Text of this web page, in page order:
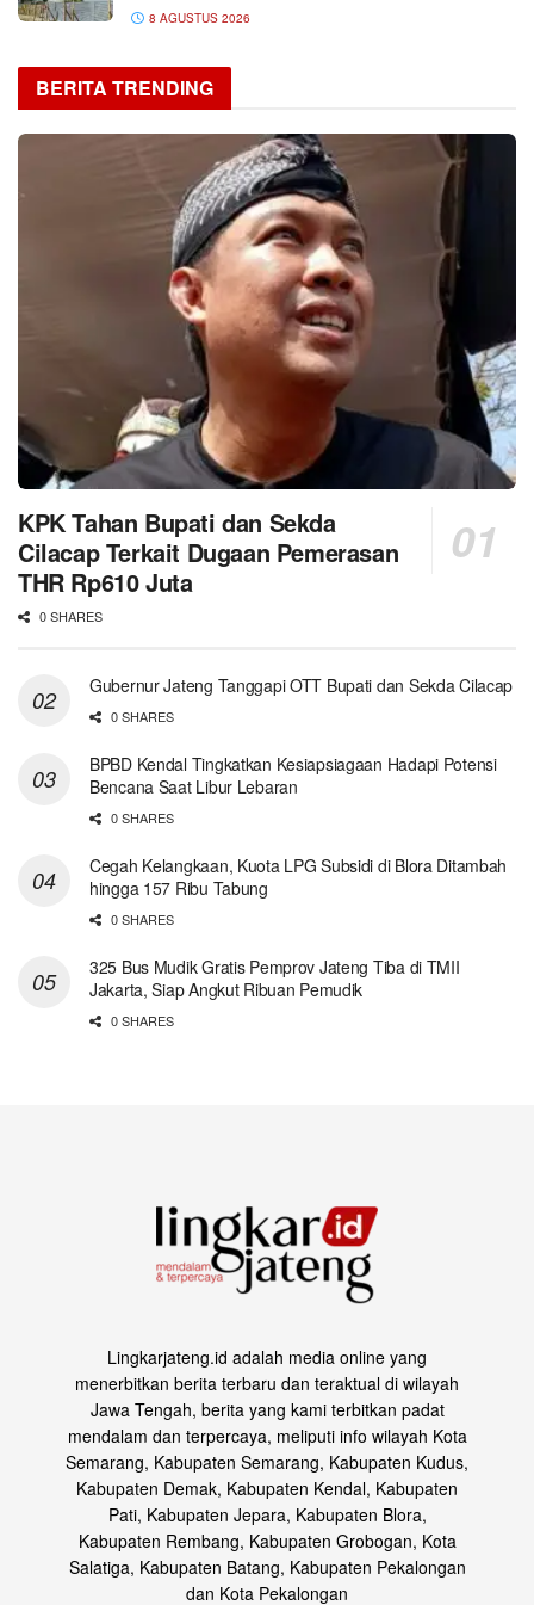
8 AGUSTUS 2026
BERITA TRENDING
KPK Tahan Bupati dan Sekda
Cilacap Terkait Dugaan Pemerasan
THR Rp610 Juta
0 SHARES
Gubernur Jateng Tanggapi OTT Bupati dan Sekda Cilacap
0 SHARES
BPBD Kendal Tingkatkan Kesiapsiagaan Hadapi Potensi
Bencana Saat Libur Lebaran
0 SHARES
Cegah Kelangkaan, Kuota LPG Subsidi di Blora Ditambah
hingga 157 Ribu Tabung
0 SHARES
325 Bus Mudik Gratis Pemprov Jateng Tiba di TMII
Jakarta, Siap Angkut Ribuan Pemudik
0 SHARES
Lingkarjateng.id adalah media online yang
menerbitkan berita terbaru dan teraktual di wilayah
Jawa Tengah, berita yang kami terbitkan padat
mendalam dan terpercaya, meliputi info wilayah Kota
Semarang, Kabupaten Semarang, Kabupaten Kudus,
Kabupaten Demak, Kabupaten Kendal, Kabupaten
Pati, Kabupaten Jepara, Kabupaten Blora,
Kabupaten Rembang, Kabupaten Grobogan, Kota
Salatiga, Kabupaten Batang, Kabupaten Pekalongan
dan Kota Pekalongan